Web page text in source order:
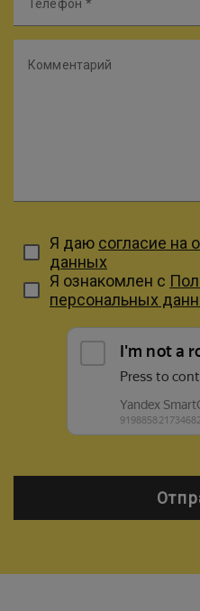
Телефон
Комментарий
Я даю согласие на
данных
Я ознакомлен с
персональных